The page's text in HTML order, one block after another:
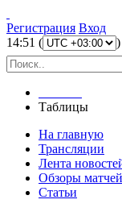
Регистрация Вход
14:51 ( )
Таблицы
На главную
Трансляции
Лента
Обзоры матчей
Статьи